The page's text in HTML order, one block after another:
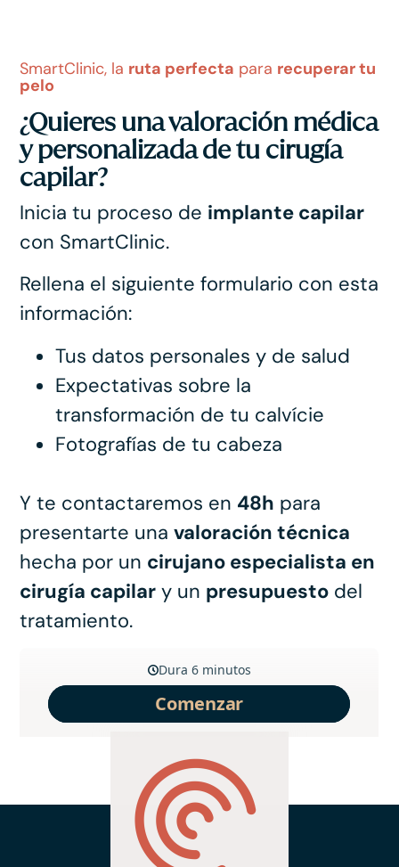
SmartClinic, la ruta perfecta para recuperar tu
pelo
¿Quieres una valoración médica
y personalizada de tu cirugía
capilar?
Inicia tu proceso de implante capilar
con SmartClinic.
Rellena el siguiente formulario con esta
información:
Tus datos personales y de salud
Expectativas sobre la
transformación de tu calvície
Fotografías de tu cabeza
Y te contactaremos en 48h para
presentarte unavaloración técnica
hecha por un cirujano especialista en
cirugía capilar y un presupuesto del
tratamiento.